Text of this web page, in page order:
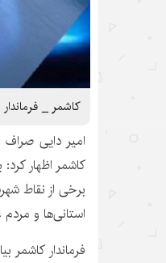
کاشمر _
امیر دایی صراف
‏کاشمر اظهار کرد:
برخی از نقاط
استانی‌ها و